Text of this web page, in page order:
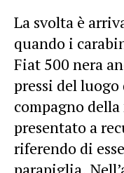
La svolta è
quando i
Fiat 500 nera
pressi del
compagno
presentato a
riferendo di